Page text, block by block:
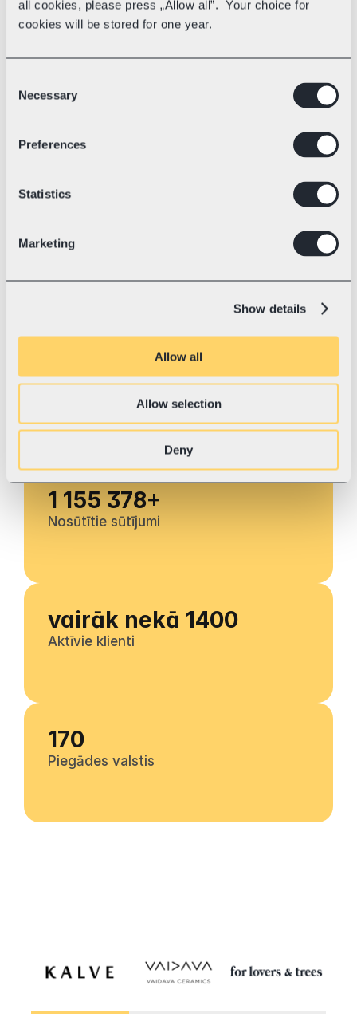
all cookies, please press „Allow all”. Your choice for
cookies will be stored for one year.
Selection
Necessary
Preferences
Statistics
Marketing
Show details
Allow all
Allow selection
Deny
uz jebkuru vietu pasaulē, salīdziniet
kurjeru piedāvājumus vienuviet, un
muitas dokumentus ikreiz, kad tas
Radīts augošiem
Mozello veikaliem
Neatkarīgi no tā, vai tikko atver savu pirmo
mēnesī, Swotzy aug kopā ar tevi. Sāc
vienkārši, automatizē ikdienas darbus un
pārvaldi visus kurjerus vienuviet.
1 155 378+
Nosūtītie sūtījumi
vairāk nekā 1400
Aktīvie klienti
170
Piegādes valstis